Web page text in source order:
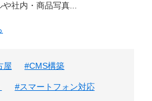
社内・商品写真...
屋 #CMS構築
#スマートフォン対応